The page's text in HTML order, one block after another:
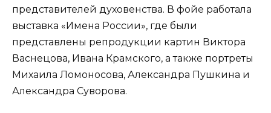
представителей духовенства. В фойе работала
выставка «Имена России», где были
представлены репродукции картин Виктора
Васнецова, Ивана Крамского, а также портреты
Михаила Ломоносова, Александра Пушкина и
Александра Суворова.